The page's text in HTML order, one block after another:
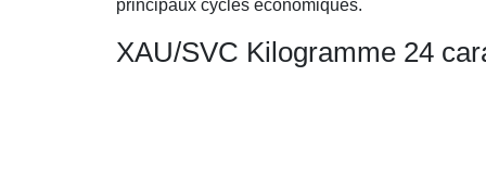
principaux cycles économiques.
XAU/SVC Kilogramme 24